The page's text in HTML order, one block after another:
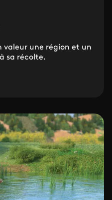
valeur une région et un
sa récolte.